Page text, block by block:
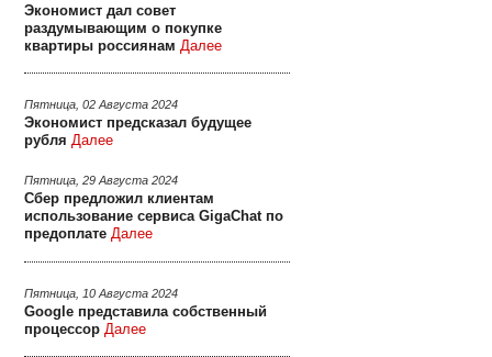
Экономист дал совет
раздумывающим о покупке
квартиры россиянам Далее
Пятница, 02 Августа 2024
Экономист предсказал будущее
рубля Далее
Пятница, 29 Августа 2024
Сбер предложил клиентам
использование сервиса GigaChat по
предоплате Далее
Пятница, 10 Августа 2024
Google представила собственный
процессор Далее